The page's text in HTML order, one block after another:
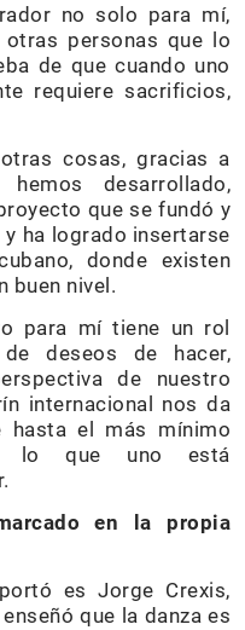
no solo para mí,
personas que lo
de que cuando uno
requiere sacrificios,
cosas, gracias a
desarrollado,
que se fundó y
ha logrado insertarse
donde existen
buen nivel.
para mí tiene un rol
deseos de hacer,
de nuestro
internacional nos da
hasta el más mínimo
lo que uno está
en la propia
es Jorge Crexis,
que la danza es